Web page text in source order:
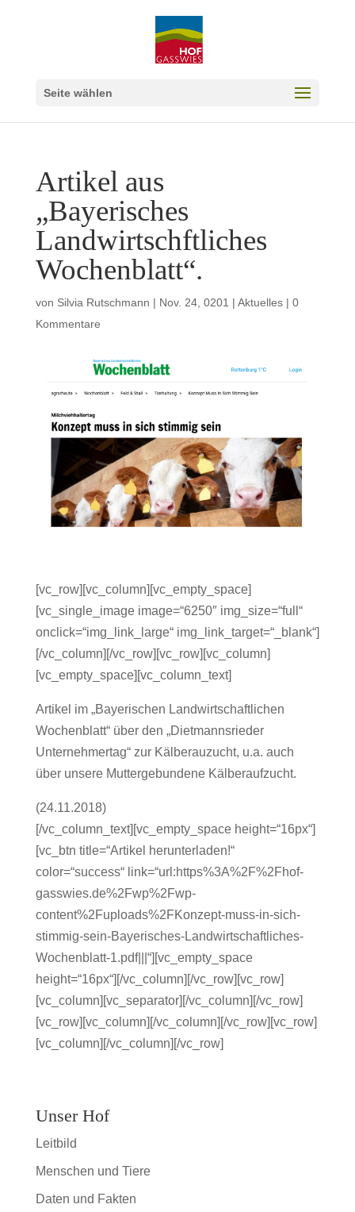
Seite wählen
Artikel aus
„Bayerisches
Landwirtschftliches
Wochenblatt“.
von Silvia Rutschmann | Nov. 24, 0201 | Aktuelles| 0
Kommentare
[vc_row][vc_column][vc_empty_space]
[vc_single_image image=“6250″ img_size=“full“
onclick=“img_link_large“ img_link_target=“_blank“]
[/vc_column][/vc_row][vc_row][vc_column]
[vc_empty_space][vc_column_text]
Artikel im „Bayerischen Landwirtschaftlichen
Wochenblatt“ über den „Dietmannsrieder
Unternehmertag“ zur Kälberauzucht, u.a. auch
über unsere Muttergebundene Kälberaufzucht.
(24.11.2018)
[/vc_column_text][vc_empty_space height=“16px“]
[vc_btn title=“Artikel herunterladen!“
color=“success“ link=“url:https%3A%2F%2Fhof-
gasswies.de%2Fwp%2Fwp-
content%2Fuploads%2FKonzept-muss-in-sich-
stimmig-sein-Bayerisches-Landwirtschaftliches-
Wochenblatt-1.pdf|||“][vc_empty_space
height=“16px“][/vc_column][/vc_row][vc_row]
[vc_column][vc_separator][/vc_column][/vc_row]
[vc_row][vc_column][/vc_column][/vc_row][vc_row]
[vc_column][/vc_column][/vc_row]
Unser Hof
Leitbild
Menschen und Tiere
Daten und Fakten